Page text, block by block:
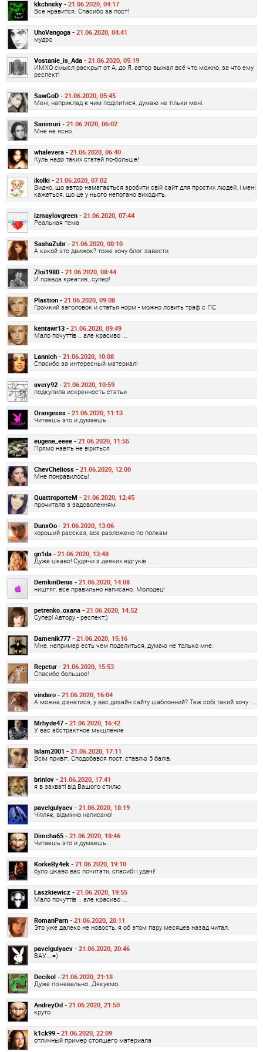
kkchnsky - 21.06.2020, 04:17
Все нравится. Спасибо за пост!
UhoVangoga - 21.06.2020, 04:41
мудро
Vostanie_is_Ada - 21.06.2020, 05:19
ИМХО смысл раскрыт от А, до Я, автор выжал всё что можно, за что ему
респект!
SawGoD - 21.06.2020, 05:45
Мені, наприклад є чим поділитися, думаю не тільки мені.
Sanimuri - 21.06.2020, 06:02
Мне не ясно.
whalevera - 21.06.2020, 06:40
Куль надо таких статей по-больше!
ikolki - 21.06.2020, 07:02
Видно, що автор намагається зробити свій сайт для простих людей, і мені
кажеться, що це у нього непогано виходить.
izmaylovgreen - 21.06.2020, 07:44
Реальная тема
SashaZubr - 21.06.2020, 08:10
А какой это движок? тоже хочу блог завести
Zloi1980 - 21.06.2020, 08:44
И правда креатив…супер!
Plastion - 21.06.2020, 09:08
Громкий заголовок и статья норм - можно ловить траф с ПС
kentawr13 - 21.06.2020, 09:49
Мало почуттів .. але красиво ...
Lannich - 21.06.2020, 10:08
Спасибо за интересный материал!
avery92 - 21.06.2020, 10:59
подкупила искренность статьи
Orangesss - 21.06.2020, 11:13
Читаешь это и думаешь...
eugene_eeee - 21.06.2020, 11:55
Прямо навіть не віриться
ChevChelioss - 21.06.2020, 12:00
Мне понравилось!
QuattroporteM - 21.06.2020, 12:45
прочитала з задоволенням
DunxOo - 21.06.2020, 13:06
хороший рассказ, все разложено по полкам
gn1da - 21.06.2020, 13:48
Дуже цікаво! Судячи з деяких відгуків ....
DemkinDenis - 21.06.2020, 14:08
ништяг, все правильно написано. Молодец!
petrenko_oxana - 21.06.2020, 14:52
Супер! Автору - респект:)
Damenik777 - 21.06.2020, 15:16
Мне, например есть чем поделиться, думаю не только мне.
Repetur - 21.06.2020, 15:53
Спасибо большое!
vindaro - 21.06.2020, 16:04
А можна дізнатися, у вас дизайн сайту шаблонний? Теж собі такий хочу ...
Mrhyde47 - 21.06.2020, 16:42
У вас абстрактное мышление
Islam2001 - 21.06.2020, 17:11
Всім привіт. Сподобався пост, ставлю 5 балів.
brinlov - 21.06.2020, 17:41
я в захваті від Вашого стилю
pavelgulyaev - 21.06.2020, 18:19
Чіпляє, відмінно написано!
Dimcha65 - 21.06.2020, 18:46
Читаешь это и думаешь...
KorkeBy4ek - 21.06.2020, 19:10
було цікаво вас почитати, спасибі і удачі!
Laszkiewicz - 21.06.2020, 19:55
Мало почуттів .. але красиво ...
RomanParn - 21.06.2020, 20:11
Это уже далеко не новость, я об этом пару месяцев назад читал.
pavelgulyaev - 21.06.2020, 20:46
ВАУ....=)
Decikol - 21.06.2020, 21:18
Дуже пізнавально. Дякуємо.
AndreyOd - 21.06.2020, 21:50
круто
k1ck99 - 21.06.2020, 22:09
отличный пример стоящего материала